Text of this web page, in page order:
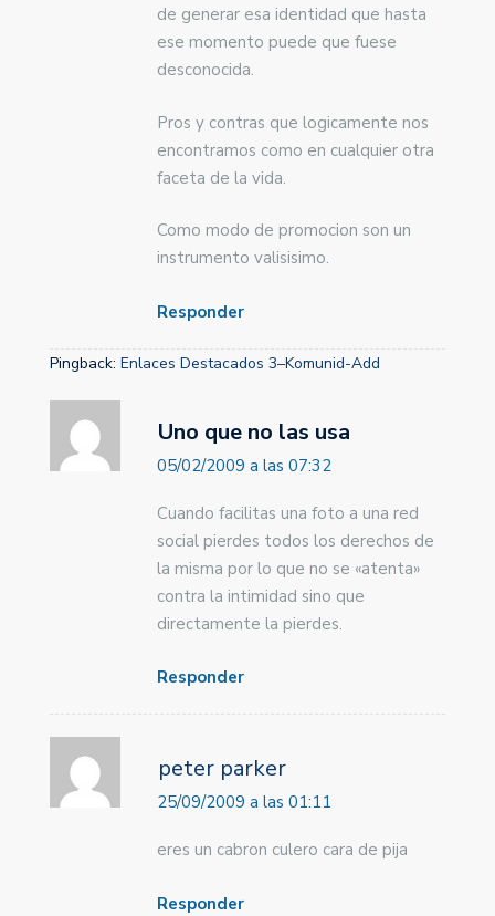
de generar esa identidad que hasta
ese momento puede que fuese
desconocida.
Pros y contras que logicamente nos
encontramos como en cualquier otra
faceta de la vida.
Como modo de promocion son un
instrumento valisisimo.
Responder
Pingback: Enlaces Destacados 3–Komunid-Add
Uno que no las usa
05/02/2009 a las 07:32
Cuando facilitas una foto a una red
social pierdes todos los derechos de
la misma por lo que no se «atenta»
contra la intimidad sino que
directamente la pierdes.
Responder
peter parker
25/09/2009 a las 01:11
eres un cabron culero cara de pija
Responder